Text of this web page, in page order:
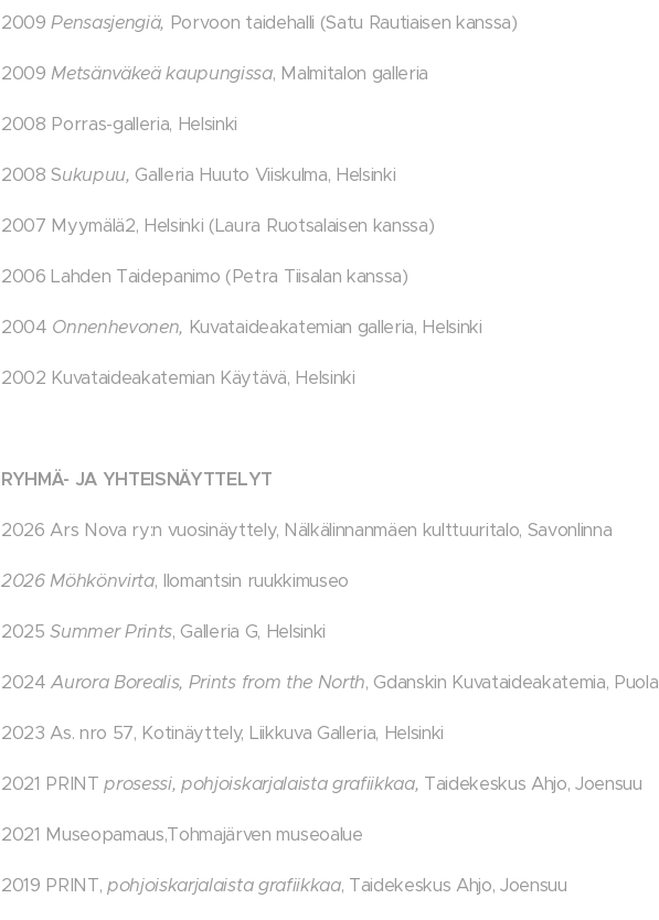
2009Pensasjengiä, Porvoon taidehalli (Satu Rautiaisen kanssa)
2009Metsänväkeä kaupungissa, Malmitalon galleria
2008 Porras-galleria, Helsinki
2008 Sukupuu, Galleria Huuto Viiskulma, Helsinki
2007 Myymälä2, Helsinki (Laura Ruotsalaisen kanssa)
2006 Lahden Taidepanimo (Petra Tiisalan kanssa)
2004 Onnenhevonen, Kuvataideakatemian galleria, Helsinki
2002 Kuvataideakatemian Käytävä, Helsinki
RYHMÄ- JA YHTEISNÄYTTELYT
2026 Ars Nova ry:n vuosinäyttely, Nälkälinnanmäen kulttuuritalo, Savonlinna
2026 Möhkönvirta, Ilomantsin ruukkimuseo
2025Summer Prints, Galleria G, Helsinki
2024Aurora Borealis, Prints from the North, Gdanskin Kuvataideakatemia, Puola
2023 As. nro 57, Kotinäyttely, Liikkuva Galleria, Helsinki
2021 PRINTprosessi, pohjoiskarjalaista grafiikkaa, Taidekeskus Ahjo, Joensuu
2021 Museopamaus,Tohmajärven museoalue
2019 PRINT,pohjoiskarjalaista grafiikkaa, Taidekeskus Ahjo, Joensuu